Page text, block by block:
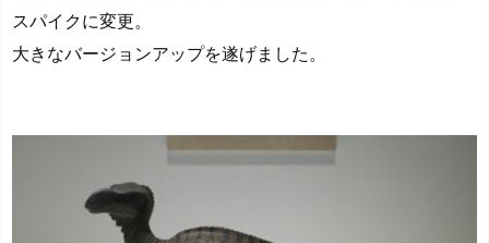
スパイクに変更。
大きなバージョンアップを遂げました。